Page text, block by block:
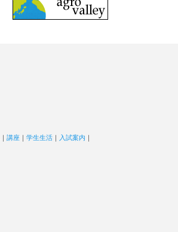
｜ 講座 ｜ 学生生活 ｜ 入試案内 ｜